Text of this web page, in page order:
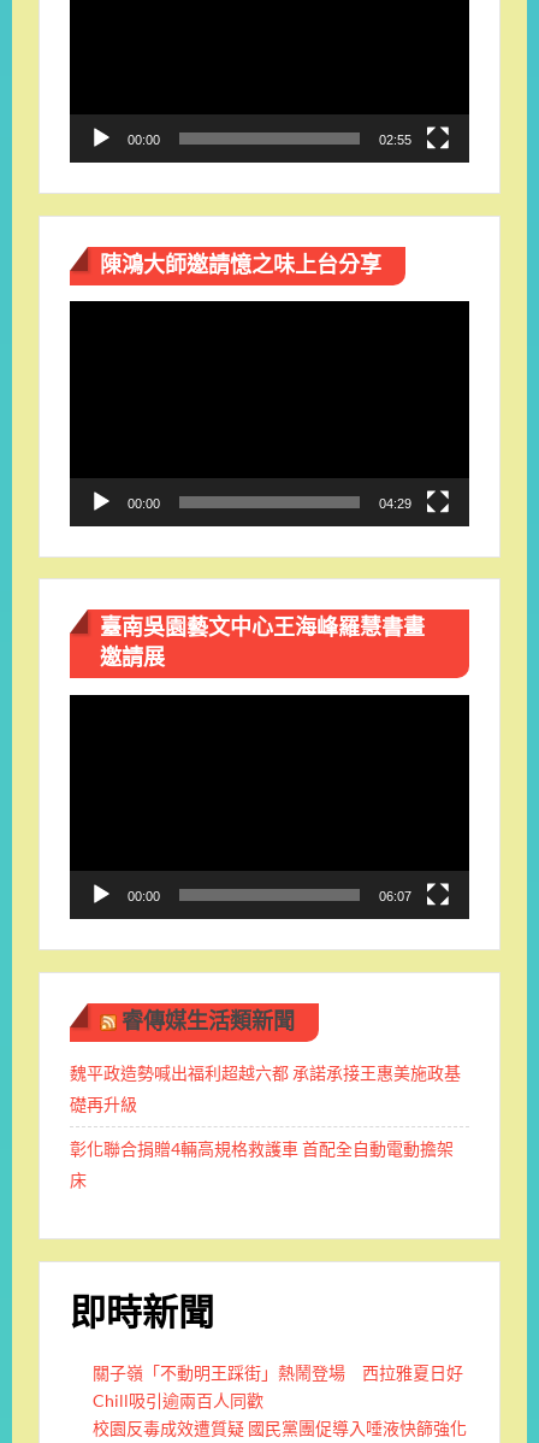
00:00 02:55
陳鴻大師邀請憶之味上台分享
00:00 04:29
臺南吳園藝文中心王海峰羅慧書畫
邀請展
00:00 06:07
睿傳媒生活類新聞
魏平政造勢喊出福利超越六都 承諾承接王惠美施政基
礎再升級
彰化聯合捐贈4輛高規格救護車 首配全自動電動擔架
床
即時新聞
關子嶺「不動明王踩街」熱鬧登場 西拉雅夏日好
Chill吸引逾兩百人同歡
校園反毒成效遭質疑 國民黨團促導入唾液快篩強化